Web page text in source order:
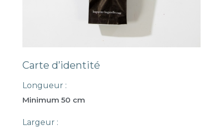
Carte d’identité
Longueur :
Minimum 50 cm
Largeur :